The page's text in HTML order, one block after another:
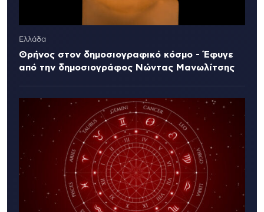
Ελλάδα
Θρήνος στον δημοσιογραφικό κόσμο - Έφυγε
από την δημοσιογράφος Νώντας Μανωλίτσης